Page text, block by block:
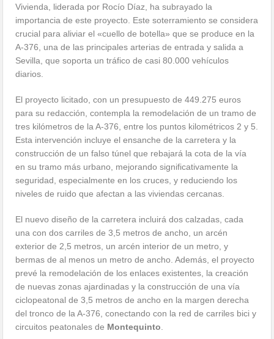
Vivienda, liderada por Rocío Díaz, ha subrayado la
importancia de este proyecto. Este soterramiento se considera
crucial para aliviar el «cuello de botella» que se produce en la
A-376, una de las principales arterias de entrada y salida a
Sevilla, que soporta un tráfico de casi 80.000 vehículos
diarios.
El proyecto licitado, con un presupuesto de 449.275 euros
para su redacción, contempla la remodelación de un tramo de
tres kilómetros de la A-376, entre los puntos kilométricos 2 y 5.
Esta intervención incluye el ensanche de la carretera y la
construcción de un falso túnel que rebajará la cota de la vía
en su tramo más urbano, mejorando significativamente la
seguridad, especialmente en los cruces, y reduciendo los
niveles de ruido que afectan a las viviendas cercanas.
El nuevo diseño de la carretera incluirá dos calzadas, cada
una con dos carriles de 3,5 metros de ancho, un arcén
exterior de 2,5 metros, un arcén interior de un metro, y
bermas de al menos un metro de ancho. Además, el proyecto
prevé la remodelación de los enlaces existentes, la creación
de nuevas zonas ajardinadas y la construcción de una vía
ciclopeatonal de 3,5 metros de ancho en la margen derecha
del tronco de la A-376, conectando con la red de carriles bici y
circuitos peatonales de Montequinto.